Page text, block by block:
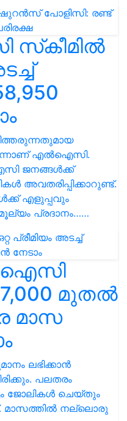
എൽഐസി.
ജനങ്ങൾക്ക്
അവതരിപ്പിക്കാറുണ്ട്.
എളുപ്പവും
പ്രദാനം……
7,000 മുതൽ
മാസ
ലഭിക്കാൻ
പലതരം
ജോലികൾ ചെയ്‌തും
മാസത്തിൽ നല്ലൊരു